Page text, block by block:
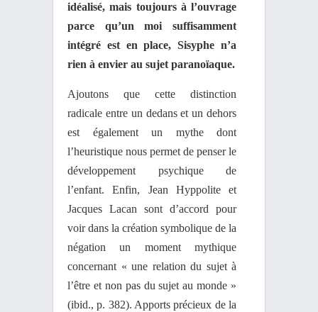
idéalisé, mais toujours à l’ouvrage
parce qu’un moi suffisamment
intégré est en place, Sisyphe n’a
rien à envier au sujet paranoïaque.
Ajoutons que cette distinction
radicale entre un dedans et un dehors
est également un mythe dont
l’heuristique nous permet de penser le
développement psychique de
l’enfant. Enfin, Jean Hyppolite et
Jacques Lacan sont d’accord pour
voir dans la création symbolique de la
négation un moment mythique
concernant « une relation du sujet à
l’être et non pas du sujet au monde »
(ibid., p. 382). Apports précieux de la